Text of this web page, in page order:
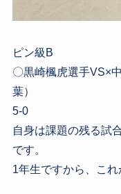
ピン級B
〇黒崎楓虎選手VS×
葉）
5-0
自身は課題の残る試
です。
1年生ですから、これ